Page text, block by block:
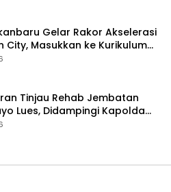
Gelar Rakor Akselerasi
City, Masukkan ke Kurikulum
Tinjau Rehab Jembatan
Lues, Didampingi Kapolda